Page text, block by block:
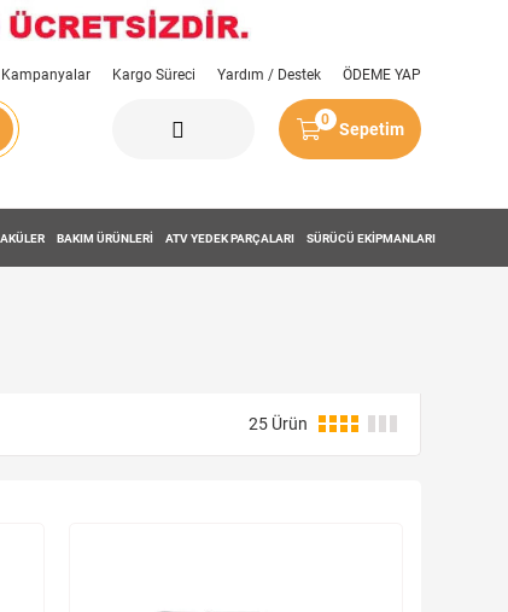
Sepetim
0
Kargo Süreci Yardım / Destek ÖDEME YAP
AKÜLER BAKIM ÜRÜNLERİ ATV YEDEK PARÇALARI SÜRÜCÜ EKİPMANLARI
25 Ürün